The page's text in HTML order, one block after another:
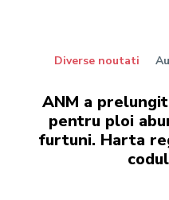
Diverse noutati
ANM a
pentru ploi
furtuni. Harta